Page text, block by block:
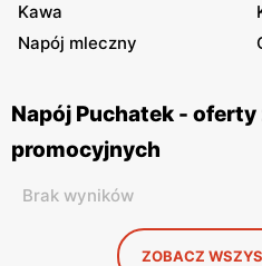
Kawa
Napój mleczny
Napój Puchatek - oferty
promocyjnych
Brak wyników
ZOBACZ